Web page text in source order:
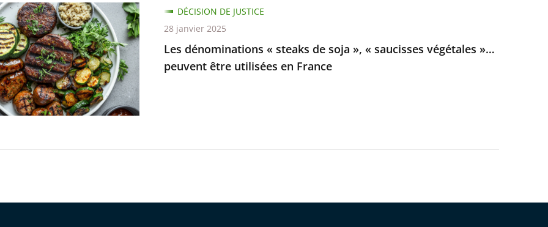
Les dénominations « steaks de soja », « saucisses végétales »…
peuvent être utilisées en France
DÉCISION DE JUSTICE
28 janvier 2025